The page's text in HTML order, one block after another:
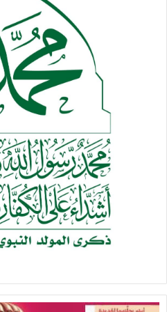
بأغلى الأثمان شفقة عليهم مما هم
تصاعد عمليات محور الجهاد
وأكد السيد أن فاعلية تأثير دور
في هذه المرحلة معادلة جديدة في
كان يسعى إلى الانفراد بالشعب
وتهجيره، فإذا به يواجه جبهات
وأضف السيد أن موقف جبهات
الاستمرار والتصعيد، مؤكدا أن
جبهات الإسناد في الاستمرار
الفلسطيني ومجاهديه الأعزاء.
أن تكون عملياتنا وتصعيدنا